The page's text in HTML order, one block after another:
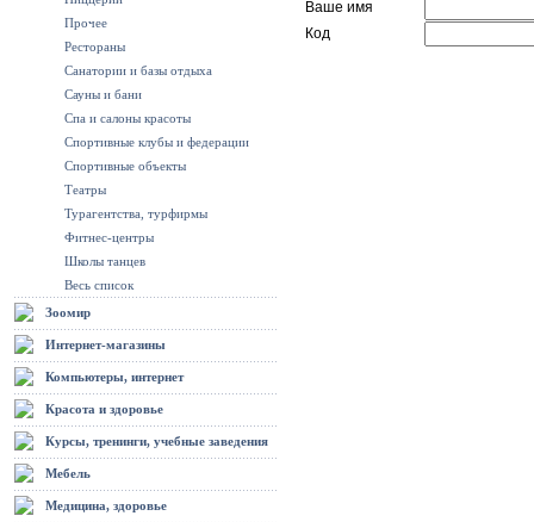
Прочее
Рестораны
Санатории и базы отдыха
Сауны и бани
Спа и салоны красоты
Спортивные клубы и федерации
Спортивные объекты
Театры
Турагентства, турфирмы
Фитнес-центры
Школы танцев
Весь список
Зоомир
Интернет-магазины
Компьютеры, интернет
Красота и здоровье
Курсы, тренинги, учебные заведения
Мебель
Медицина, здоровье
Ваше имя
Код